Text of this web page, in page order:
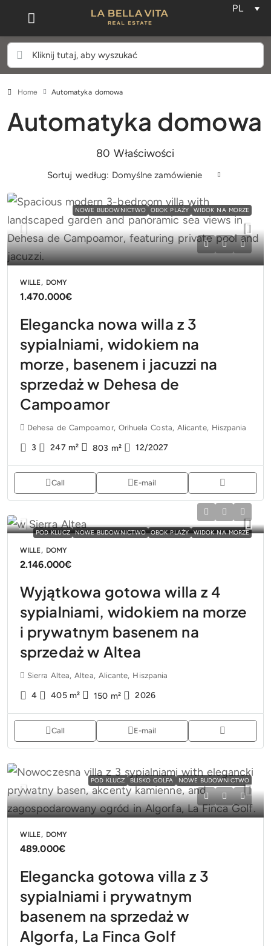
PL
Home Automatyka domowa
Automatyka domowa
80 Właściwości
Sortuj według: Domyślne zamówienie
NOWE BUDOWNICTWO OBOK PLAŻY WIDOK NA MORZE
WILLE, DOMY
1.470.000€
Elegancka nowa willa z 3
sypialniami, widokiem na
morze, basenem i jacuzzi na
sprzedaż w Dehesa de
Campoamor
Dehesa de Campoamor, Orihuela Costa, Alicante, Hiszpania
3 247 m² 803 m² 12/2027
Call E-mail
POD KLUCZ NOWE BUDOWNICTWO OBOK PLAŻY WIDOK NA MORZE
WILLE, DOMY
2.146.000€
Wyjątkowa gotowa willa z 4
sypialniami, widokiem na morze
i prywatnym basenem na
sprzedaż w Altea
Sierra Altea, Altea, Alicante, Hiszpania
4 405 m² 150 m² 2026
Call E-mail
POD KLUCZ BLISKO GOLFA NOWE BUDOWNICTWO
WILLE, DOMY
489.000€
Elegancka gotowa villa z 3
sypialniami i prywatnym
basenem na sprzedaż w
Algorfa, La Finca Golf